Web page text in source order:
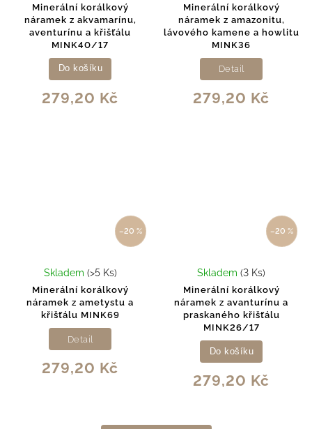
Minerální korálkový
náramek z akvamarínu,
aventurínu a křišťálu
MINK40/17
279,20 Kč
Do košíku
Minerální korálkový
náramek z amazonitu,
lávového kamene a howlitu
MINK36
279,20 Kč
Detail
–20 %
Minerální korálkový
náramek z ametystu a
křišťálu MINK69
Skladem (>5 Ks)
279,20 Kč
Detail
–20 %
Minerální korálkový
náramek z avanturínu a
praskaného křišťálu
MINK26/17
Skladem(3 Ks)
279,20 Kč
Do košíku